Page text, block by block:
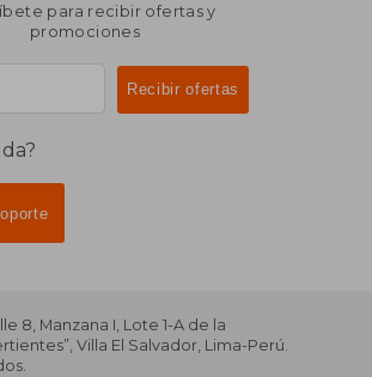
para recibir ofertas y
promociones
8, Manzana I, Lote 1-A de la
Villa El Salvador, Lima-Perú.